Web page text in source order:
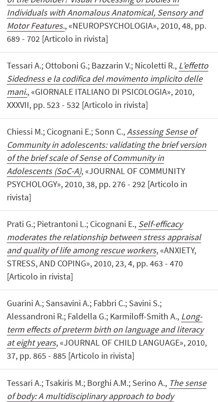
Individuals with Anomalous Anatomical, Sensory and
Motor Features., «NEUROPSYCHOLOGIA», 2010, 48, pp.
689 - 702 [Articolo in rivista]
Tessari A.; Ottoboni G.; Bazzarin V.; Nicoletti R., L’effetto
Sidedness e la codifica del movimento implicito delle
mani., «GIORNALE ITALIANO DI PSICOLOGIA», 2010,
XXXVII, pp. 523 - 532 [Articolo in rivista]
Chiessi M.; Cicognani E.; Sonn C.,Assessing Sense of
Community in adolescents: validating the brief version
of the brief scale of Sense of Community in
Adolescents (SoC-A), «JOURNAL OF COMMUNITY
PSYCHOLOGY», 2010, 38, pp. 276 - 292 [Articolo in
rivista]
Prati G.; Pietrantoni L.; Cicognani E., Self-efficacy
moderates the relationship between stress appraisal
and quality of life among rescue workers, «ANXIETY,
STRESS, AND COPING», 2010, 23, 4, pp. 463 - 470
[Articolo in rivista]
Guarini A.; Sansavini A.; Fabbri C.; Savini S.;
Alessandroni R.; Faldella G.; Karmiloff-Smith A., Long-
term effects of preterm birth on language and literacy
at eight years, «JOURNAL OF CHILD LANGUAGE», 2010,
37, pp. 865 - 885 [Articolo in rivista]
Tessari A.; Tsakiris M.; Borghi A.M.; Serino A., The sense
of body: A multidisciplinary approach to body